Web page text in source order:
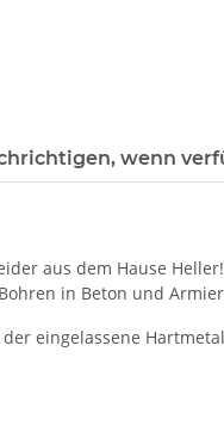
wenn
aus dem Hause
in Beton und
eingelassene